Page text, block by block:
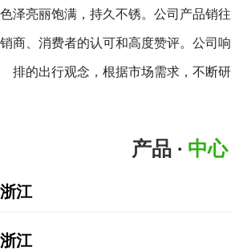
星
瑶
色泽亮丽饱满，持久不锈。公司产品销
销商、消费者的认可和高度赞评。公司
排的出行观念，根据市场需求，不断
产品 · 中心
浙江
浙江